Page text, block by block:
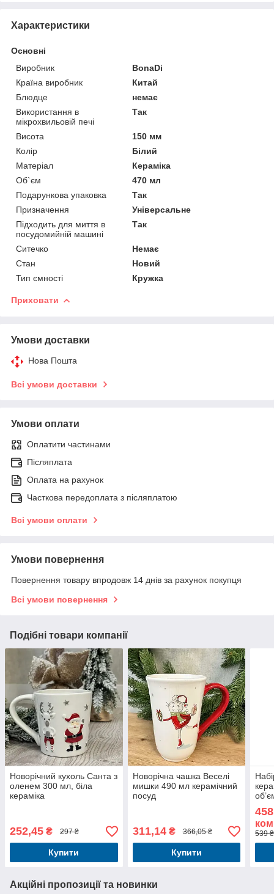
Характеристики
Основні
Виробник
BonaDi
Країна виробник
Китай
Блюдце
немає
Використання в
мікрохвильовій печі
Так
Висота
150 мм
Колір
Білий
Матеріал
Кераміка
Об`єм
470 мл
Подарункова упаковка
Так
Призначення
Універсальне
Підходить для миття в
посудомийній машині
Так
Ситечко
Немає
Стан
Новий
Тип ємності
Кружка
Приховати
Умови доставки
Нова Пошта
Всі умови доставки
Умови оплати
Оплатити частинами
Післяплата
Оплата на рахунок
Часткова передоплата з післяплатою
Всі умови оплати
Умови повернення
Повернення товару впродовж 14 днів за рахунок покупця
Всі умови повернення
Подібні товари компанії
Новорічний кухоль Санта з
оленем 300 мл, біла
кераміка
252,45 ₴ 297 ₴
Купити
Новорічна чашка Веселі
мишки 490 мл керамічний
посуд
311,14₴ 366,05 ₴
Купити
350
і
539
Акційні пропозиції та новинки